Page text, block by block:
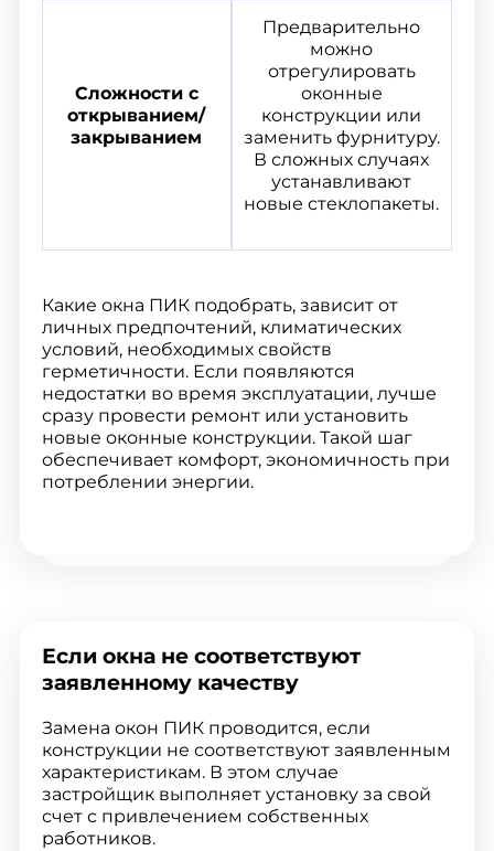
Сложности с
открыванием/
закрыванием
Предварительно
можно
отрегулировать
оконные
конструкции или
заменить фурнитуру.
В сложных случаях
устанавливают
новые стеклопакеты.
Какие окна ПИК подобрать, зависит от
личных предпочтений, климатических
условий, необходимых свойств
герметичности. Если появляются
недостатки во время эксплуатации, лучше
сразу провести ремонт или установить
новые оконные конструкции. Такой шаг
обеспечивает комфорт, экономичность при
потреблении энергии.
Если окна не соответствуют
заявленному качеству
Замена окон ПИК проводится, если
конструкции не соответствуют заявленным
характеристикам. В этом случае
застройщик выполняет установку за свой
счет с привлечением собственных
работников.